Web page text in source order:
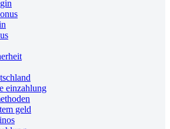
einzahlung
geld